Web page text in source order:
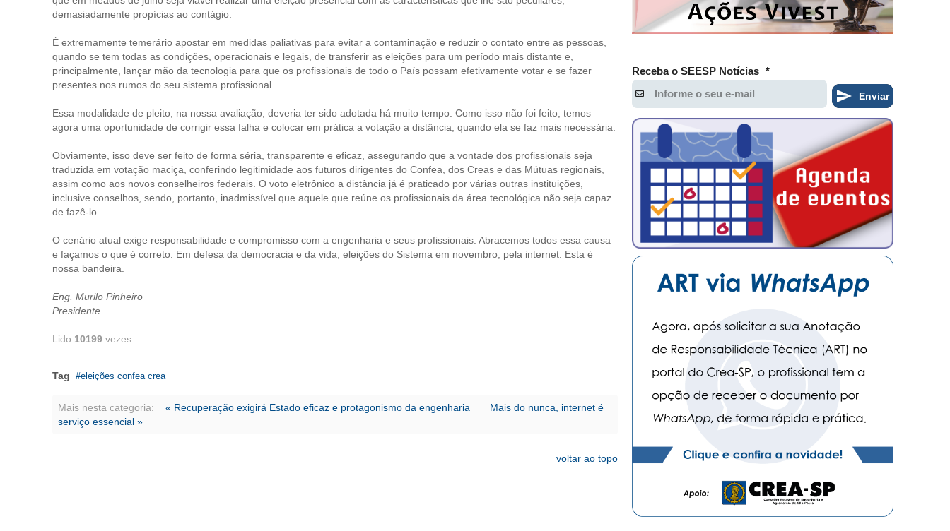
demasiadamente propícias ao contágio.
É extremamente temerário apostar em medidas paliativas para evitar a contaminação e reduzir o contato entre as pessoas,
quando se tem todas as condições, operacionais e legais, de transferir as eleições para um período mais distante e,
principalmente, lançar mão da tecnologia para que os profissionais de todo o País possam efetivamente votar e se fazer
presentes nos rumos do seu sistema profissional.
Essa modalidade de pleito, na nossa avaliação, deveria ter sido adotada há muito tempo. Como isso não foi feito, temos
agora uma oportunidade de corrigir essa falha e colocar em prática a votação a distância, quando ela se faz mais necessária.
Obviamente, isso deve ser feito de forma séria, transparente e eficaz, assegurando que a vontade dos profissionais seja
traduzida em votação maciça, conferindo legitimidade aos futuros dirigentes do Confea, dos Creas e das Mútuas regionais,
assim como aos novos conselheiros federais. O voto eletrônico a distância já é praticado por várias outras instituições,
inclusive conselhos, sendo, portanto, inadmissível que aquele que reúne os profissionais da área tecnológica não seja capaz
de fazê-lo.
O cenário atual exige responsabilidade e compromisso com a engenharia e seus profissionais. Abracemos todos essa causa
e façamos o que é correto. Em defesa da democracia e da vida, eleições do Sistema em novembro, pela internet. Esta é
nossa bandeira.
Eng. Murilo Pinheiro
Presidente
Lido 10199 vezes
Tag eleições confea crea
Mais nesta categoria: « Recuperação exigirá Estado eficaz e protagonismo da engenharia
Mais do nunca, internet é
serviço essencial »
voltar ao topo
Receba o SEESP Notícias *
Enviar